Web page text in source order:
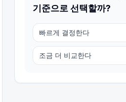
기준으로 선택할까?
빠르게 결정한다
조금 더 비교한다